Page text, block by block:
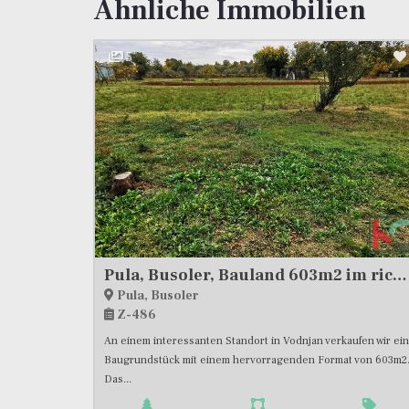
Ähnliche Immobilien
5
Pula, Busoler, Bauland 603m2 im richtigen Format
Pula, Busoler
Z-486
An einem interessanten Standort in Vodnjan verkaufen wir ein
Baugrundstück mit einem hervorragenden Format von 603m2.
Das...